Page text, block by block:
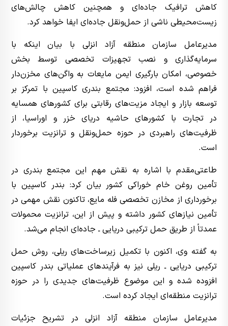
کاهش ترافیک جاده‌ای و همچنین کاهش چالش‌های
زیست‌محیطی ناشی از حمل‌ونقل جاده‌ای ایفا خواهد کرد.
مدیرعامل سازمان منطقه آزاد انزلی با بیان اینکه با
سرمایه‌گذاری و نصب تجهیزات تخصصی توسط بخش
خصوصی، امکان بارگیری ایمن مایعات به واگن‌های مخزن‌دار
فراهم شده است، افزود: مجتمع بندری کاسپین با تمرکز بر
توسعه بازار و ایجاد مزیت‌های رقابتی برای کشورهای همسایه
در تجارت با کشورهای حاشیه دریای خزر و اوراسیا، از
ظرفیت‌های راهبردی در حوزه حمل‌ونقل و ترانزیت برخوردار
است.
طاعتی‌مقدم با اشاره به نقش مهم این مجتمع بندری در
تأمین روغن خام خوراکی کشور بیان کرد: بندر کاسپین با
برخورداری از مخازن تخصصی فله مایع، تاکنون نقش مهمی در
تأمین نیازهای کشور داشته و پیش از این، ترانزیت محمولات
عمدتاً از طریق حمل ترکیبی دریایی ـ جاده‌ای انجام می‌شد.
به گفته وی، اکنون با تکمیل زیرساخت‌های ریلی، روش حمل
ترکیبی دریایی ـ ریلی نیز به فرآیندهای عملیاتی بندر کاسپین
افزوده شده و این موضوع ظرفیت‌های جدیدی را در حوزه
ترانزیت منطقه‌ای ایجاد کرده است.
مدیرعامل سازمان منطقه آزاد انزلی در تشریح جزئیات